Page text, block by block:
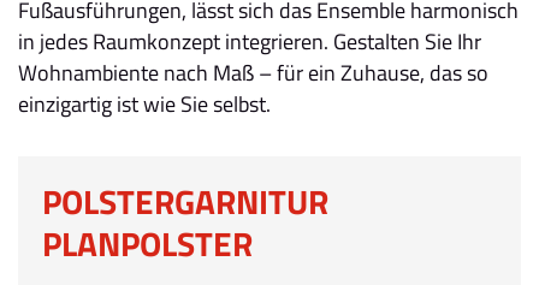
Fußausführungen, lässt sich das Ensemble harmonisch
in jedes Raumkonzept integrieren. Gestalten Sie Ihr
Wohnambiente nach Maß – für ein Zuhause, das so
einzigartig ist wie Sie selbst.
POLSTERGARNITUR
PLANPOLSTER